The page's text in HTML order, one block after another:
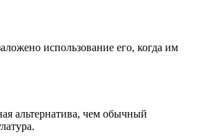
использование его, когда им
альтернатива, чем обычный